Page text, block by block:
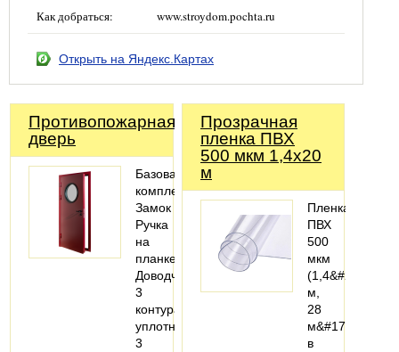
Как добраться: www.stroydom.pochta.ru
Открыть на Яндекс.Картах
Противопожарная
дверь
Базовая
комплектация:
Замок
Ручка
на
планке
Доводчик
3
контура
уплотнения
3
Прозрачная
пленка ПВХ
500 мкм 1,4х20
м
Пленка
ПВХ
500
мкм
(1,4&#215;20
м,
28
м&#178;)
в